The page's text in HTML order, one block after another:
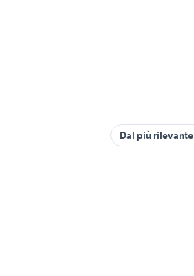
Dal più rilevante